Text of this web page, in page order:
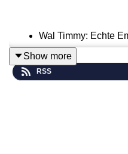
Wal Timmy: Echte
Aktionen und Rabatte
Show more
RSS